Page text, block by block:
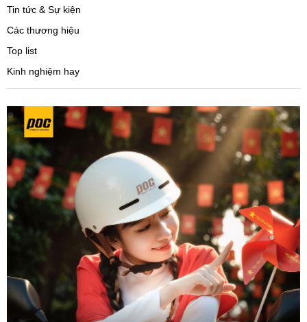
Tin tức & Sự kiện
Các thương hiệu
Top list
Kinh nghiệm hay